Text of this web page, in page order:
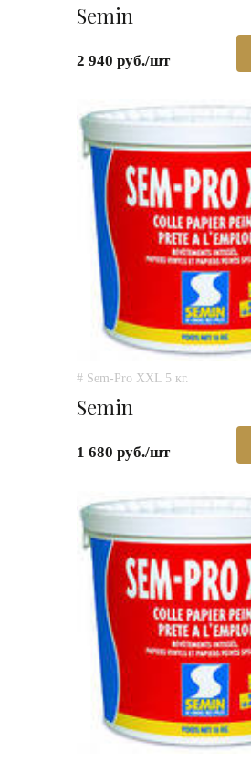
Semin
2 940 руб./шт
# Sem-Pro XXL 5 кг.
Semin
1 680 руб./шт